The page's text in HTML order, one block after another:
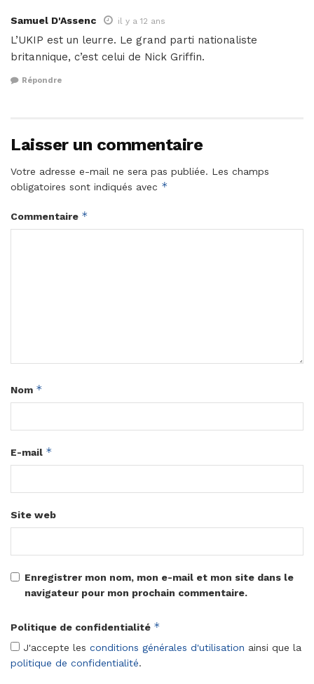
Samuel D'Assenc il y a 12 ans
L’UKIP est un leurre. Le grand parti nationaliste
britannique, c’est celui de Nick Griffin.
Répondre
Laisser un commentaire
Votre adresse e-mail ne sera pas publiée. Les champs
obligatoires sont indiqués avec *
Commentaire *
Nom *
E-mail *
Site web
Enregistrer mon nom, mon e-mail et mon site dans le
navigateur pour mon prochain commentaire.
Politique de confidentialité *
J'accepte les conditions générales d'utilisation ainsi que la
politique de confidentialité.